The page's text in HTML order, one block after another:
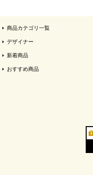
商品カテゴリ一覧
デザイナー
新着商品
おすすめ商品